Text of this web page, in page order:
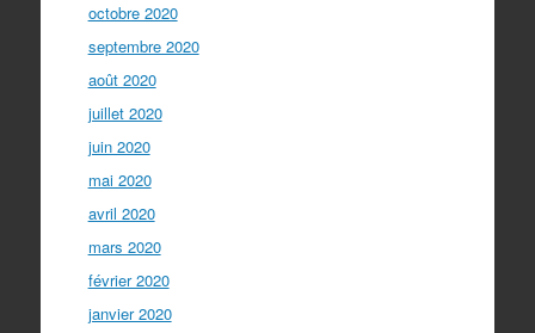
octobre 2020
septembre 2020
août 2020
juillet 2020
juin 2020
mai 2020
avril 2020
mars 2020
février 2020
janvier 2020